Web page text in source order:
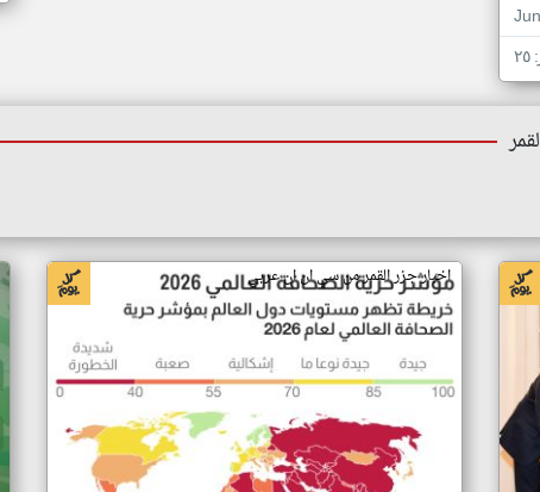
اخبار جزر القمر من سي ان ان عربي